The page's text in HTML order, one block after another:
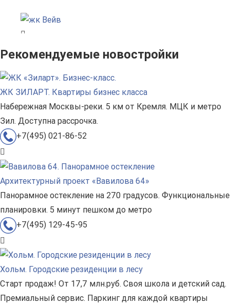
Рекомендуемые новостройки
ЖК ЗИЛАРТ. Квартиры бизнес класса
Набережная Москвы-реки. 5 км от Кремля. МЦК и метро
Зил. Доступна рассрочка.
+7(495) 021-86-52
Архитектурный проект «Вавилова 64»
Панорамное остекление на 270 градусов. Функциональные
планировки. 5 минут пешком до метро
+7(495) 129-45-95
Хольм. Городские резиденции в лесу
Старт продаж! От 17,7 млн.руб. Своя школа и детский сад.
Премиальный сервис. Паркинг для каждой квартиры